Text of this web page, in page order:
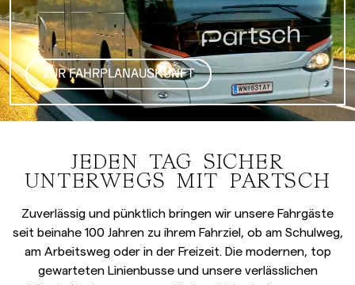
ZUR FAHRPLANAUSKUNFT
JEDEN TAG SICHER
UNTERWEGS MIT PARTSCH
Zuverlässig und pünktlich bringen wir unsere Fahrgäste
seit beinahe 100 Jahren zu ihrem Fahrziel, ob am Schulweg,
am Arbeitsweg oder in der Freizeit. Die modernen, top
gewarteten Linienbusse und unsere verlässlichen